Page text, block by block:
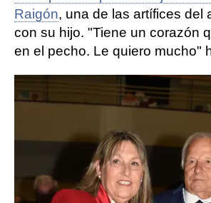
Raigón, una de las artífices del
con su hijo. "Tiene un corazón
en el pecho. Le quiero mucho"